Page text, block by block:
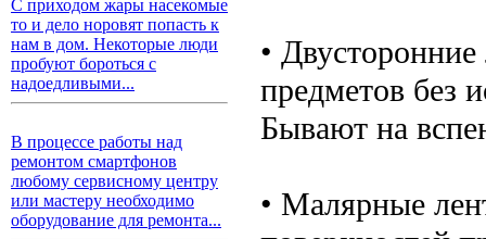
С приходом жары насекомые
то и дело норовят попасть к
нам в дом. Некоторые люди
пробуют бороться с
надоедливыми...
В процессе работы над
ремонтом смартфонов
любому сервисному центру
или мастеру необходимо
оборудование для ремонта...
•
предметов без
Бывают на
• Малярные